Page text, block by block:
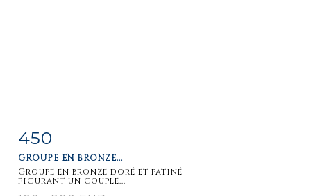
Fiche
450
GROUPE EN BRONZE...
Groupe en bronze doré et patiné
figurant un couple...